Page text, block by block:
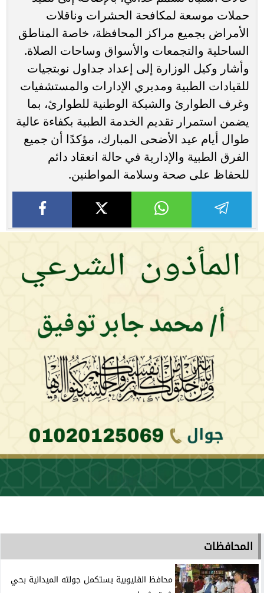
حملات موسعة لمكافحة الحشرات وناقلات
الأمراض بجميع مراكز المحافظة، خاصة المناطق
الساحلية والتجمعات والأسواق وساحات الصلاة.
وأشار وكيل الوزارة إلى إعداد جداول نوبتجيات
للقيادات الطبية ومديري الإدارات والمستشفيات
وغرف الطوارئ والشبكة الوطنية للطوارئ، بما
يضمن استمرار تقديم الخدمة الطبية بكفاءة عالية
طوال أيام عيد الأضحى المبارك، مؤكدًا أن جميع
الفرق الطبية والإدارية في حالة انعقاد دائم
للحفاظ على صحة وسلامة المواطنين.
المحافظات
محافظ القليوبية يستكمل جولته الميدانية بحي